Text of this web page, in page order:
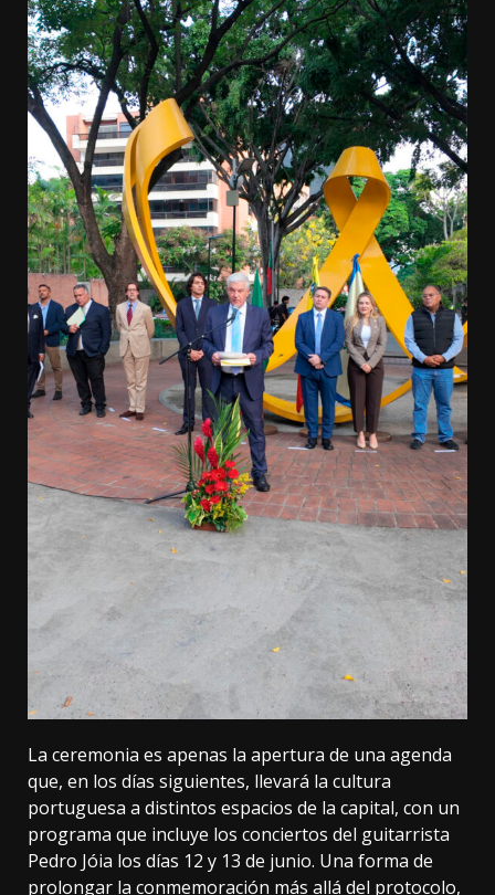
La ceremonia es apenas la apertura de una agenda
que, en los días siguientes, llevará la cultura
portuguesa a distintos espacios de la capital, con un
programa que incluye los conciertos del guitarrista
Pedro Jóia los días 12 y 13 de junio. Una forma de
prolongar la conmemoración más allá del protocolo,